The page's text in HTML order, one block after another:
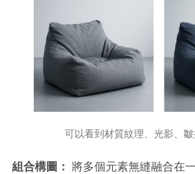
可以看到材質紋理、光影、
組合構圖： 將多個元素無縫融合在一